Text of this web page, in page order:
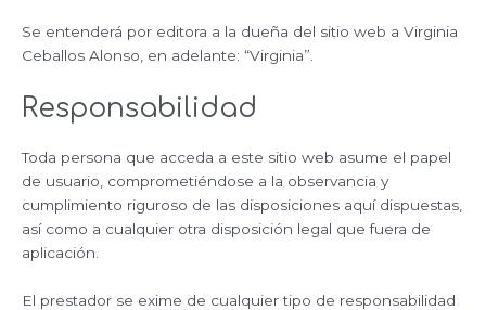
Se entenderá por editora a la dueña del sitio web a Virginia
Ceballos Alonso, en adelante: “Virginia”.
Responsabilidad
Toda persona que acceda a este sitio web asume el papel
de usuario, comprometiéndose a la observancia y
cumplimiento riguroso de las disposiciones aquí dispuestas,
así como a cualquier otra disposición legal que fuera de
aplicación.
El prestador se exime de cualquier tipo de responsabilidad